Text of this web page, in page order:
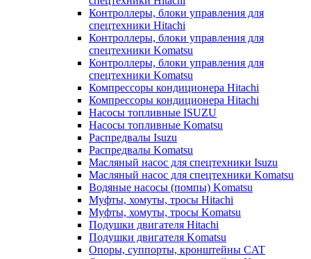
Контроллеры, блоки управления для
спецтехники Hitachi
Контроллеры, блоки управления для
спецтехники Komatsu
Контроллеры, блоки управления для
спецтехники Komatsu
Компрессоры кондиционера Hitachi
Компрессоры кондиционера Hitachi
Насосы топливные ISUZU
Насосы топливные Komatsu
Распредвалы Isuzu
Распредвалы Komatsu
Масляный насос для спецтехники Isuzu
Масляный насос для спецтехники Komatsu
Водяные насосы (помпы) Komatsu
Муфты, хомуты, тросы Hitachi
Муфты, хомуты, тросы Komatsu
Подушки двигателя Hitachi
Подушки двигателя Komatsu
Опоры, суппорты, кронштейны CAT